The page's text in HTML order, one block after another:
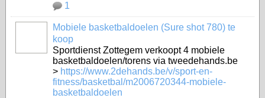
1
Mobiele basketbaldoelen (Sure shot 780) te
koop
Sportdienst Zottegem verkoopt 4 mobiele
basketbaldoelen/torens via tweedehands.be
> https://www.2dehands.be/v/sport-en-
fitness/basketbal/m2006720344-mobiele-
basketbaldoelen